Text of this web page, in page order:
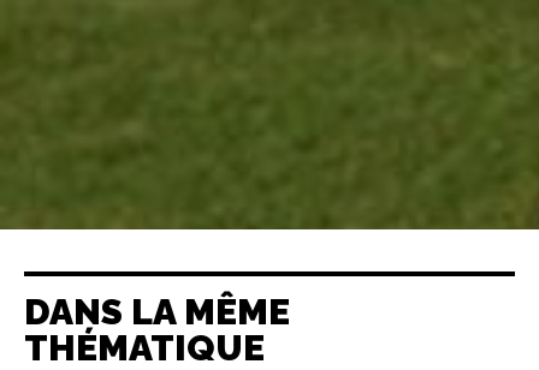
DANS LA MÊME
THÉMATIQUE